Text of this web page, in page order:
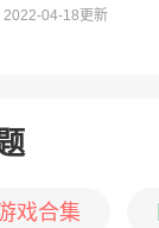
2022-04-18更新
戏合集